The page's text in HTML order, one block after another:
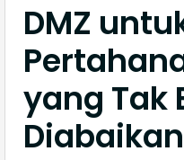
DMZ
yang Tak
Diabaikan